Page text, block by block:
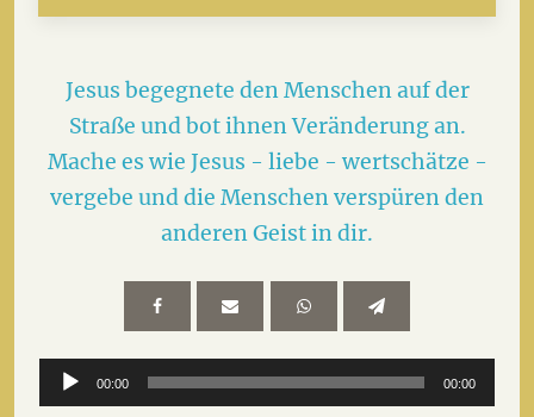
Jesus begegnete den Menschen auf der
Straße und bot ihnen Veränderung an.
Mache es wie Jesus - liebe - wertschätze -
vergebe und die Menschen verspüren den
anderen Geist in dir.
Audio-
Player
00:00 00:00